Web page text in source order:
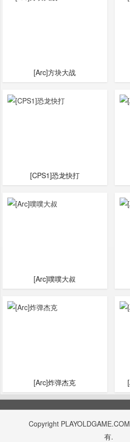
[Arc]方块大战
[CPS1]恐龙快打
[Arc]噗噗大叔
[Arc]炸弹杰克
Copyright PLAYOLDGAME.COM
有.